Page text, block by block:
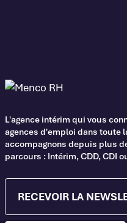
L'agence intérim qui vous
agences d'emploi dans toute
accompagnons depuis plus
parcours : Intérim, CDD, CDI
RECEVOIR LA